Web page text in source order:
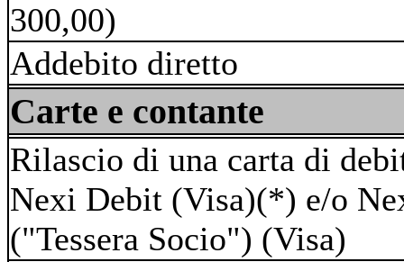
300,00)
Addebito diretto
Carte e contante
Rilascio di una carta di
Nexi Debit (Visa)(*) e/o
("Tessera Socio") (Visa)